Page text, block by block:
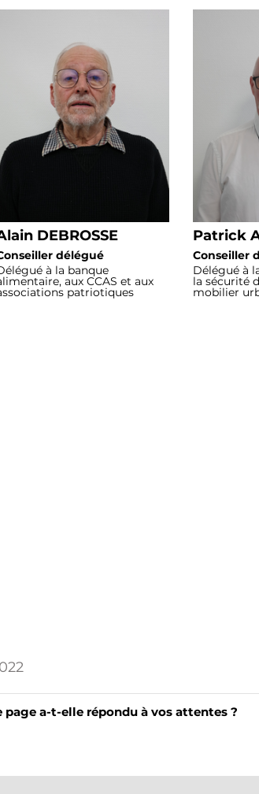
DEBROSSE
délégué
à la banque
aux CCAS et aux
patriotiques
Patrick
Conseiller
Délégué à
la sécurité
mobilier
page a-t-elle répondu à vos attentes ?